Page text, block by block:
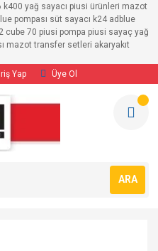
yağ sayacı piusi ürünleri mazot
pompası süt sayacı k24 adblue
cube 70 piusi pompa piusi sayaç yağ
mazot transfer setleri akaryakıt
Yap Üye Ol
ARA